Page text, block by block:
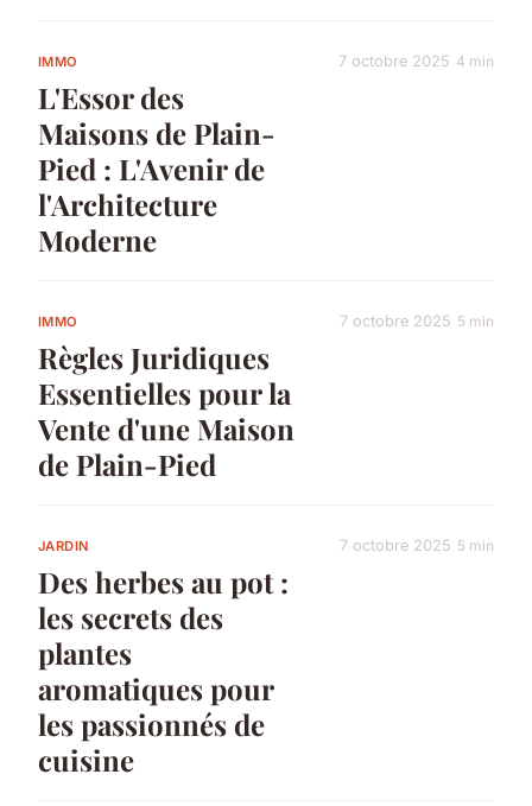
IMMO
L'Essor des
Maisons de Plain-
Pied : L'Avenir de
l'Architecture
Moderne
7 octobre 2025 4 min
IMMO
Règles Juridiques
Essentielles pour la
Vente d'une Maison
de Plain-Pied
7 octobre 2025 5 min
JARDIN
Des herbes au pot :
les secrets des
plantes
aromatiques pour
les passionnés de
cuisine
7 octobre 2025 5 min